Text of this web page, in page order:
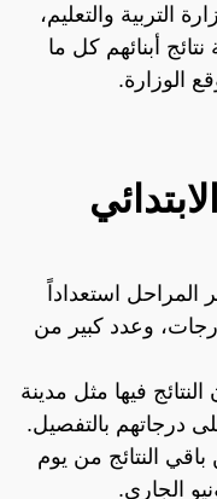
التربية والتعليم،
أبنائهم كل ما
الوزارة.
المراحل استعداداً
وعدد كبير من
فيها مثل مدينة
درجاتهم بالتفصيل.
النتائج من يوم
الجاري.